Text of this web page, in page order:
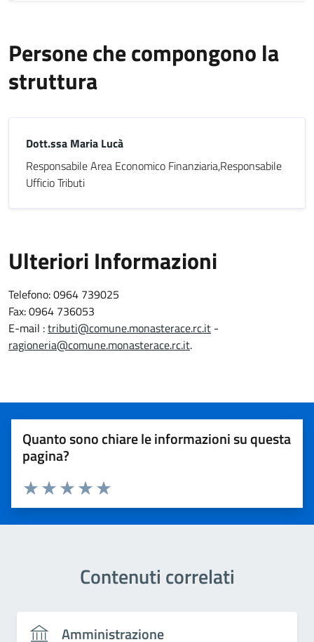
Persone che compongono la
struttura
Dott.ssa Maria Lucà
Responsabile Area Economico Finanziaria,Responsabile
Ufficio Tributi
Ulteriori Informazioni
Telefono: 0964 739025
Fax: 0964 736053
E-mail :tributi@comune.monasterace.rc.it -
ragioneria@comune.monasterace.rc.it.
Quanto sono chiare le informazioni su questa
pagina?
Valuta 5 stelle su 5
Valuta 4 stelle su 5
Valuta 3 stelle su 5
Valuta 2 stelle su 5
Valuta 1 stelle su 5
Contenuti correlati
Amministrazione